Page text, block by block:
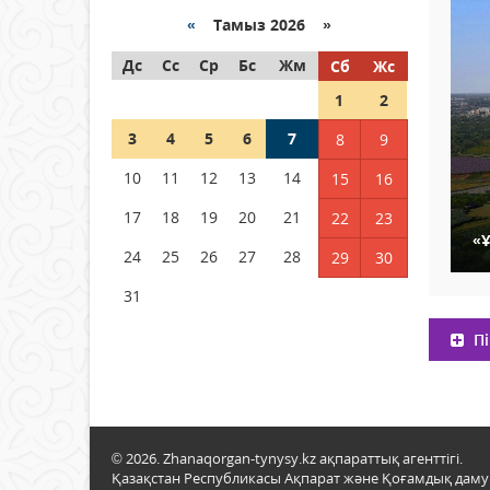
энергиясын өндіру бойынша
04 тамыз 2026 ж. 110
МЕ?
04 тамыз 2026 ж. 101
байланысты суды үнемдей
« Тамыз 2026 »
Дс
Сс Ср Бс Жм Сб
Жс
1
2
3
4 5 6 7 8
9
10
11 12 13 14 15
16
17
18 19 20 21 22
23
24
25 26 27 28 29
30
31
© 2026. Zhanaqorgan-tynysy.kz ақпараттық агенттігі.
Қазақстан Республикасы Ақпарат және Қоғамдық даму